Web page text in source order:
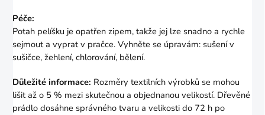
Péče:
Potah pelíšku je opatřen zipem, takže jej lze snadno a rychle
sejmout a vyprat v pračce. Vyhněte se úpravám: sušení v
sušičce, žehlení, chlorování, bělení.
Důležité informace: Rozměry textilních výrobků se mohou
lišit až o 5 % mezi skutečnou a objednanou velikostí. Dřevěné
prádlo dosáhne správného tvaru a velikosti do 72 h po